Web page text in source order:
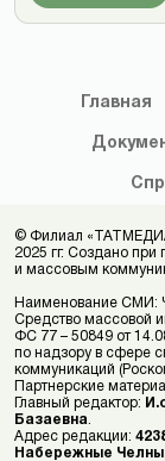
Главная
© Филиал
2025 гг. Создано при
и массовым
Наименование СМИ:
Средство массовой
ФС 77 – 50849 от
по надзору в сфере
коммуникаций
Партнерские
Главный редактор:
Базаевна
Адрес редакции:
Набережные